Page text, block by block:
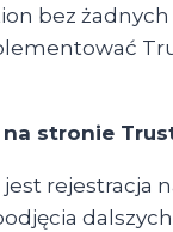
bez żadnych
stronie
rejestracja